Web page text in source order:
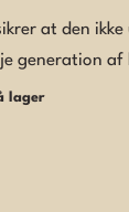
at den
generation af
lager